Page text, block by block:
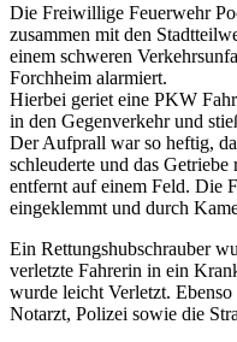
Die Freiwillige Feuerwehr
zusammen mit den
einem schweren
Forchheim alarmiert.
Hierbei geriet eine PKW
in den Gegenverkehr und
Der Aufprall war so heftig,
schleuderte und das
entfernt auf einem Feld. Die
eingeklemmt und durch
Ein Rettungshubschrauber
verletzte Fahrerin in ein
wurde leicht Verletzt.
Notarzt, Polizei sowie die